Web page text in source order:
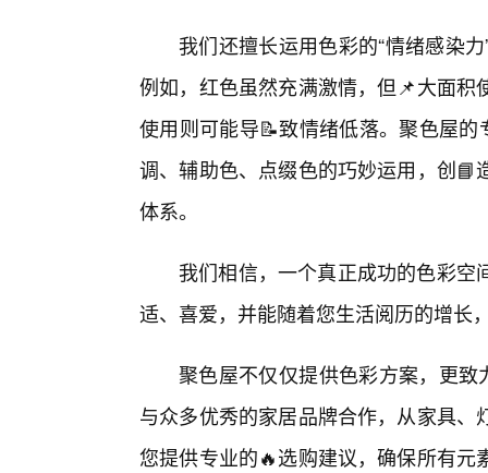
我们还擅长运用色彩的“情绪感染
例如，红色虽然充满激情，但📌大面
使用则可能导📝致情绪低落。聚色屋
调、辅助色、点缀色的巧妙运用，创
体系。
我们相信，一个真正成功的色彩
适、喜爱，并能随着您生活阅历的增长
聚色屋不仅仅提供色彩方案，更致
与众多优秀的家居品牌合作，从家具
您提供专业的🔥选购建议，确保所有